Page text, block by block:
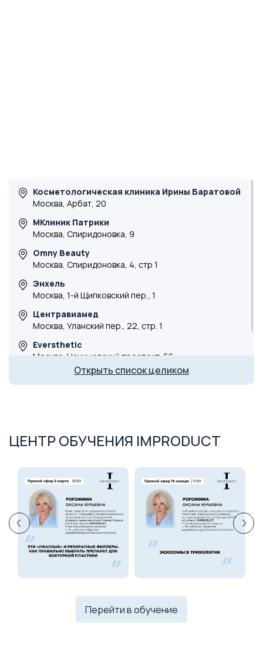
Косметологическая клиника Ирины Баратовой
Москва, Арбат, 20
МКлиник Патрики
Москва, Спиридоновка, 9
Omny Beauty
Москва, Спиридоновка, 4, стр 1
Энхель
Москва, 1-й Щипковский пер., 1
Центравиамед
Москва, Уланский пер., 22, стр. 1
Eversthetic
Москва, Нахимовский проспект, 56
ул. Маргелова, 3 к3
Открыть список целиком
ЦЕНТР ОБУЧЕНИЯ IMPRODUCT
Перейти в обучение